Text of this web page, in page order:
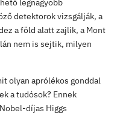
kapcsán a diákok
1992-ben
lehetőség nyílt meg
rátért arra a
senki sem meri